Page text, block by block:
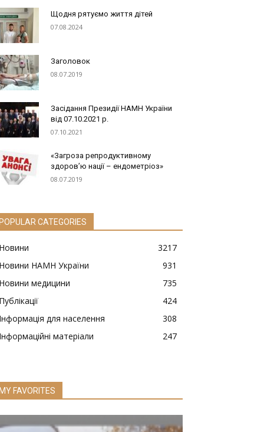
Щодня рятуємо життя дітей
07.08.2024
Заголовок
08.07.2019
Засідання Президії НАМН України
від 07.10.2021 р.
07.10.2021
«Загроза репродуктивному
здоров’ю нації – ендометріоз»
08.07.2019
POPULAR CATEGORIES
Новини
3217
Новини НАМН України
931
Новини медицини
735
Публікації
424
Інформація для населення
308
Інформаційні матеріали
247
MY FAVORITES